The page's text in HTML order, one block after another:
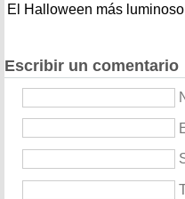
El Halloween más
Escribir un comentario